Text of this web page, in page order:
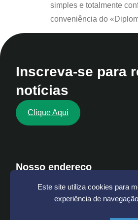
Este site utiliza cookies para
experiência de
simples e totalmente
conveniência do
Inscreva-se para
notícias
Clique Aqui
Nosso endereço
Rua dos Tupinambás,
Gerais